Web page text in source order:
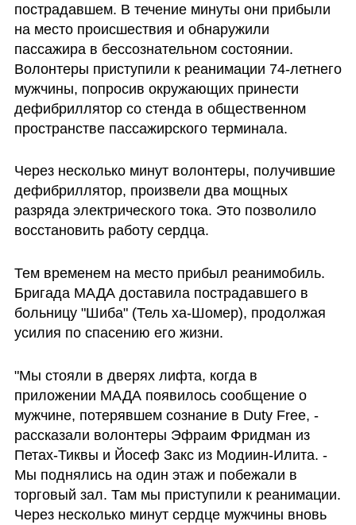
пострадавшем. В течение минуты они прибыли
на место происшествия и обнаружили
пассажира в бессознательном состоянии.
Волонтеры приступили к реанимации 74-летнего
мужчины, попросив окружающих принести
дефибриллятор со стенда в общественном
пространстве пассажирского терминала.
Через несколько минут волонтеры, получившие
дефибриллятор, произвели два мощных
разряда электрического тока. Это позволило
восстановить работу сердца.
Тем временем на место прибыл реанимобиль.
Бригада МАДА доставила пострадавшего в
больницу "Шиба" (Тель ха-Шомер), продолжая
усилия по спасению его жизни.
"Мы стояли в дверях лифта, когда в
приложении МАДА появилось сообщение о
мужчине, потерявшем сознание в Duty Free, -
рассказали волонтеры Эфраим Фридман из
Петах-Тиквы и Йосеф Закс из Модиин-Илита. -
Мы поднялись на один этаж и побежали в
торговый зал. Там мы приступили к реанимации.
Через несколько минут сердце мужчины вновь